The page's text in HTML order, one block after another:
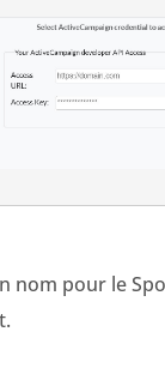
nom pour le